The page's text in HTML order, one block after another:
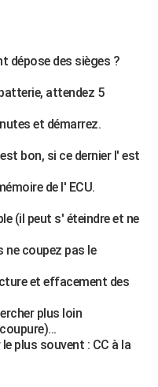
dépose des sièges ?
attendez 5
et démarrez.
bon, si ce dernier l' est
de l' ECU.
(il peut s' éteindre et ne
coupez pas le
et effacement des
plus loin
plus souvent : CC à la